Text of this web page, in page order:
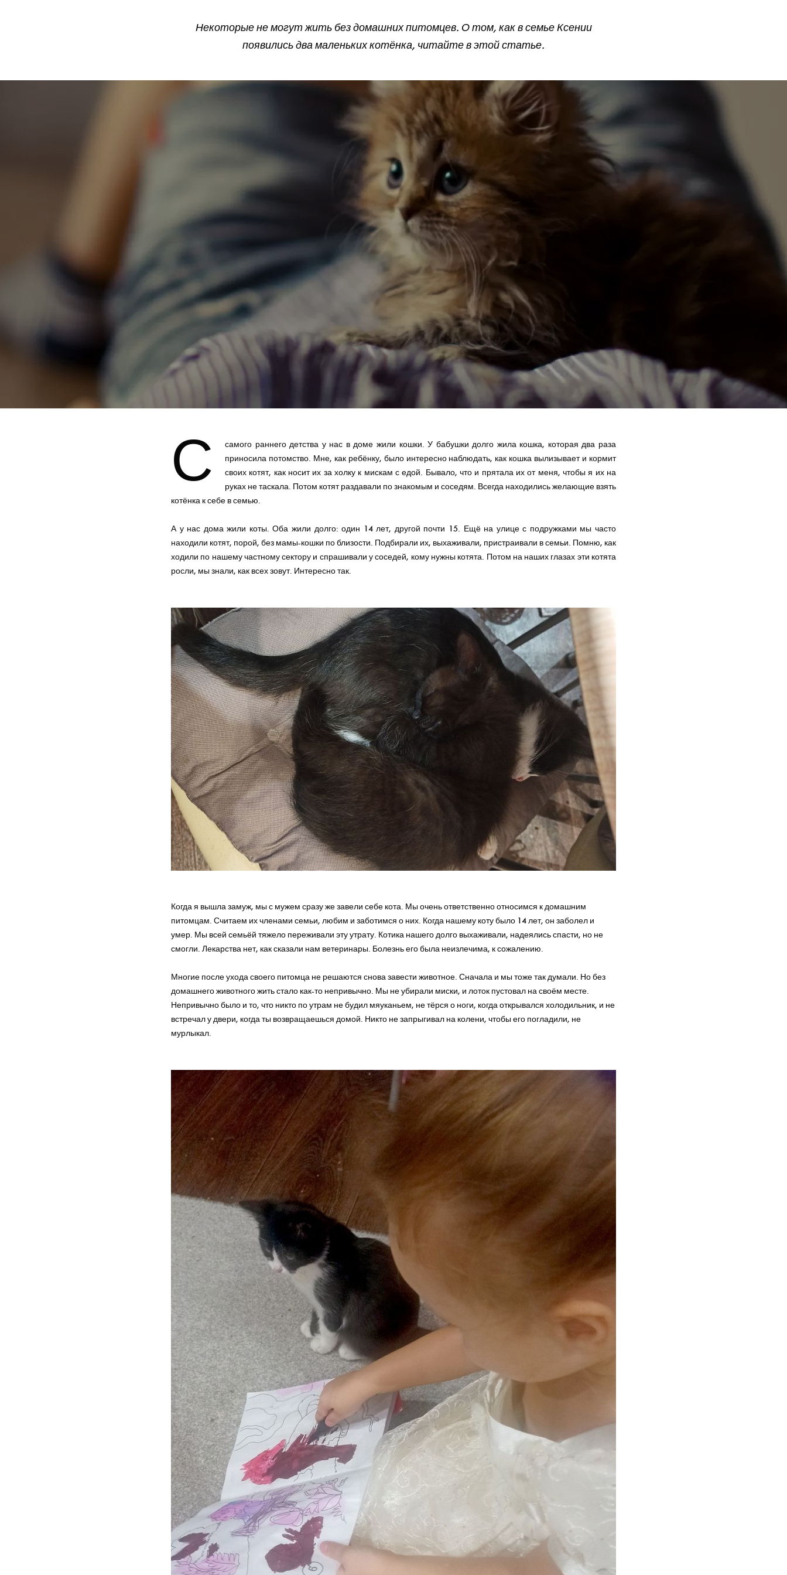
Lucky Child- дарим 500 рублей
на первую покупку для вашего малыша
Некоторые не могут жить без домашних питомцев. О том, как в семье Ксении
появились два маленьких котёнка, читайте в этой статье.
С
самого раннего детства у нас в доме жили кошки. У бабушки долго жила кошка, которая два раза
приносила потомство. Мне, как ребёнку, было интересно наблюдать, как кошка вылизывает и кормит
своих котят, как носит их за холку к мискам с едой. Бывало, что и прятала их от меня, чтобы я их на
руках не таскала. Потом котят раздавали по знакомым и соседям. Всегда находились желающие взять
котёнка к себе в семью.
А у нас дома жили коты. Оба жили долго: один 14 лет, другой почти 15. Ещё на улице с подружками мы часто
находили котят, порой, без мамы-кошки по близости. Подбирали их, выхаживали, пристраивали в семьи. Помню, как
ходили по нашему частному сектору и спрашивали у соседей, кому нужны котята. Потом на наших глазах эти котята
росли, мы знали, как всех зовут. Интересно так.
Когда я вышла замуж, мы с мужем сразу же завели себе кота. Мы очень ответственно относимся к домашним
питомцам. Считаем их членами семьи, любим и заботимся о них. Когда нашему коту было 14 лет, он заболел и
умер. Мы всей семьёй тяжело переживали эту утрату. Котика нашего долго выхаживали, надеялись спасти, но не
смогли. Лекарства нет, как сказали нам ветеринары. Болезнь его была неизлечима, к сожалению.
Многие после ухода своего питомца не решаются снова завести животное. Сначала и мы тоже так думали. Но без
домашнего животного жить стало как-то непривычно. Мы не убирали миски, и лоток пустовал на своём месте.
Непривычно было и то, что никто по утрам не будил мяуканьем, не тёрся о ноги, когда открывался холодильник, и не
встречал у двери, когда ты возвращаешься домой. Никто не запрыгивал на колени, чтобы его погладили, не
мурлыкал.